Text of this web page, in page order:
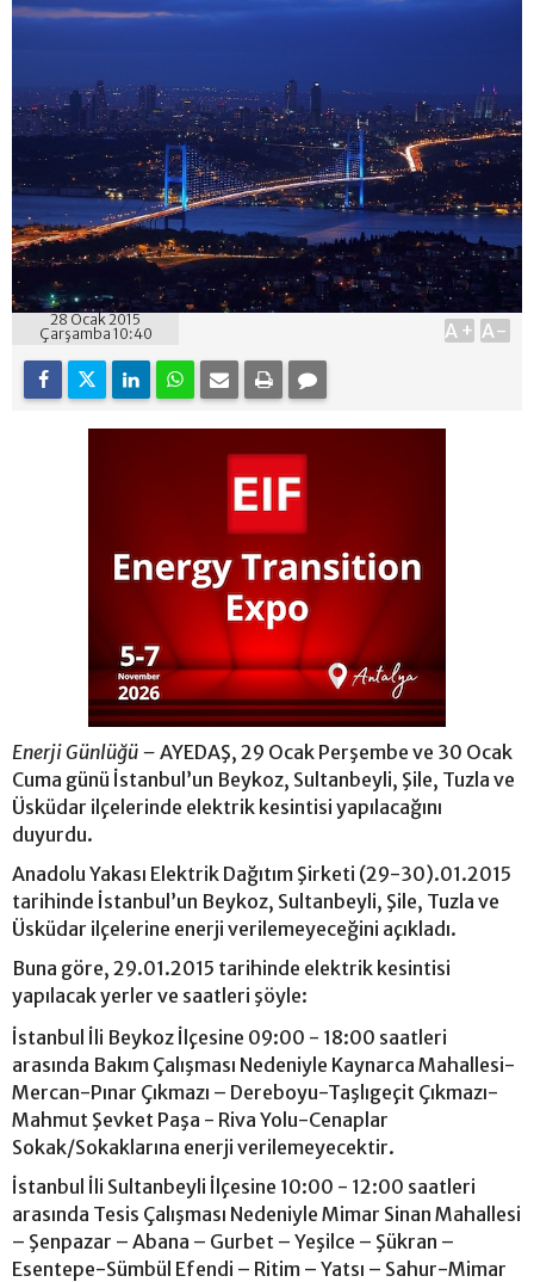
28 Ocak 2015
Çarşamba 10:40
A+ A-
Enerji Günlüğü – AYEDAŞ, 29 Ocak Perşembe ve 30 Ocak
Cuma günü İstanbul’un Beykoz, Sultanbeyli, Şile, Tuzla ve
Üsküdar ilçelerinde elektrik kesintisi yapılacağını
duyurdu.
Anadolu Yakası Elektrik Dağıtım Şirketi (29-30).01.2015
tarihinde İstanbul’un Beykoz, Sultanbeyli, Şile, Tuzla ve
Üsküdar ilçelerine enerji verilemeyeceğini açıkladı.
Buna göre, 29.01.2015 tarihinde elektrik kesintisi
yapılacak yerler ve saatleri şöyle:
İstanbul İli Beykoz İlçesine 09:00 - 18:00 saatleri
arasında Bakım Çalışması Nedeniyle Kaynarca Mahallesi-
Mercan-Pınar Çıkmazı – Dereboyu-Taşlıgeçit Çıkmazı-
Mahmut Şevket Paşa - Riva Yolu-Cenaplar
Sokak/Sokaklarına enerji verilemeyecektir.
İstanbul İli Sultanbeyli İlçesine 10:00 - 12:00 saatleri
arasında Tesis Çalışması Nedeniyle Mimar Sinan Mahallesi
– Şenpazar – Abana – Gurbet – Yeşilce – Şükran –
Esentepe-Sümbül Efendi – Ritim – Yatsı – Sahur-Mimar